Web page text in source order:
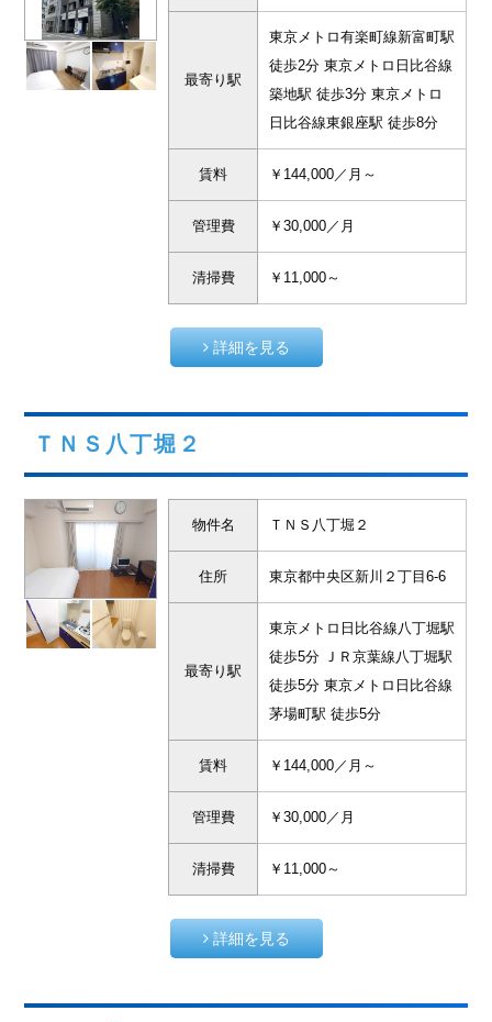
最寄り駅
東京メトロ有楽町線新富町駅
徒歩2分 東京メトロ日比谷線
築地駅 徒歩3分 東京メトロ
日比谷線東銀座駅 徒歩8分
賃料 ￥144,000／月～
管理費 ￥30,000／月
清掃費 ￥11,000～
詳細を見る
ＴＮＳ八丁堀２
物件名 ＴＮＳ八丁堀２
住所 東京都中央区新川２丁目6-6
最寄り駅
東京メトロ日比谷線八丁堀駅
徒歩5分 ＪＲ京葉線八丁堀駅
徒歩5分 東京メトロ日比谷線
茅場町駅 徒歩5分
賃料 ￥144,000／月～
管理費 ￥30,000／月
清掃費 ￥11,000～
詳細を見る